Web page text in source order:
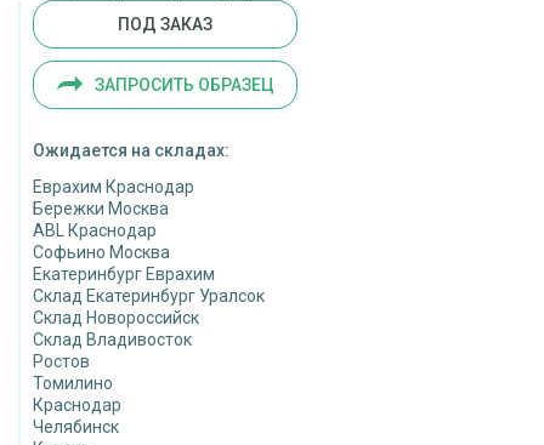
ПОД ЗАКАЗ
ЗАПРОСИТЬ ОБРАЗЕЦ
Ожидается на складах:
Еврахим Краснодар
Бережки Москва
ABL Краснодар
Софьино Москва
Екатеринбург Еврахим
Склад Екатеринбург Уралсок
Склад Новороссийск
Склад Владивосток
Ростов
Томилино
Краснодар
Челябинск